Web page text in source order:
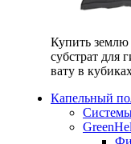
Купить землю
субстрат для
вату в
Капельный